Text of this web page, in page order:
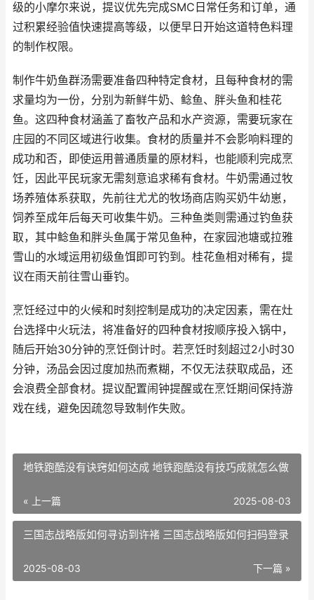
级的小摩尔来说，提议优先完成SMC日常任务和订单，通
过积累经验值快速提高等级，以便早日开始这道特色料理
的制作权限。
制作牛奶鱼群汤需要准备四种特定食材，且每种食材的需
求量均为一份，分别为新鲜牛奶、鲶鱼、胖头鱼和桂花
鱼。这四种食材涵盖了畜牧产品和水产资源，需要玩家在
庄园的不同区域进行收集。食材的质量并不会影响料理的
成功和否，即使运用普通质量的原材料，也能顺利完成烹
饪，因此平民玩家无需刻意追求稀有食材。牛奶需通过牧
场养殖体系获取，先前往尤尤的牧场商店购买奶牛幼崽，
饲养至成年后每天可收集牛奶。三种鱼类则需通过钓鱼获
取，其中鲶鱼和胖头鱼属于常见鱼种，在家园池塘或拉雅
雪山的水域运用初级鱼饵即可钓到。桂花鱼相对稀有，提
议在雨天前往雪山垂钓。
烹饪经过中的火候和时刻控制是成功的决定因素，需在灶
台选择中火玩法，将准备好的四种食材按顺序投入锅中，
随后开始30分钟的烹饪倒计时。若烹饪时刻超过2小时30
分钟，汤品会因过度加热而煮糊，不仅无法获取成品，还
会浪费全部食材。提议配置闹钟提醒或在烹饪期间保持游
戏在线，避免因疏忽导致制作失败。
地铁跑酷没有诀窍如何达成 地铁跑酷没有技巧成就怎么做
« 上一篇 2025-08-03
三国志战略版如何寻访到许褚 三国志战略版如何扫码登录
下一篇 »
2025-08-03